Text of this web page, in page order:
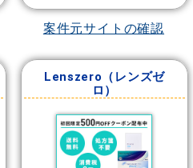
案件元サイトの確認
Lenszero（レンズゼ
ロ）